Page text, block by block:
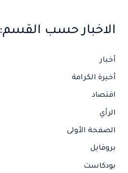
الاخبار حسب القسم:
أخبار
أخيرة الكرامة
اقتصاد
الرأي
الصفحة الأولى
بروفايل
بودكاست